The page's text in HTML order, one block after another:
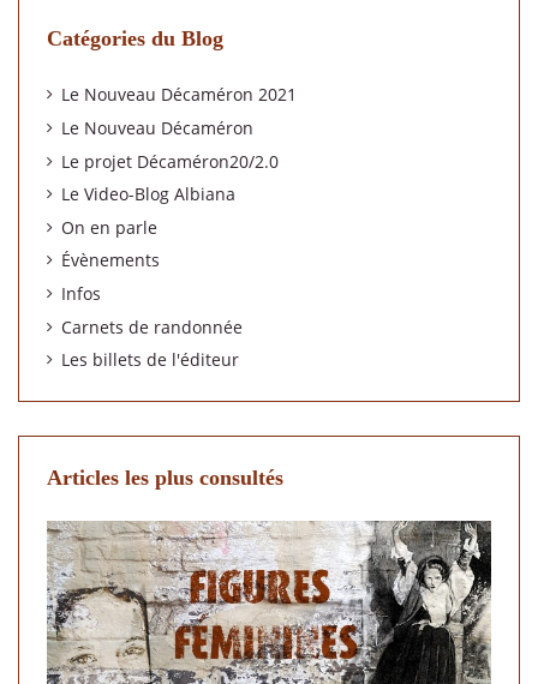
Catégories du Blog
Le Nouveau Décaméron 2021
Le Nouveau Décaméron
Le projet Décaméron20/2.0
Le Video-Blog Albiana
On en parle
Évènements
Infos
Carnets de randonnée
Les billets de l'éditeur
Articles les plus consultés